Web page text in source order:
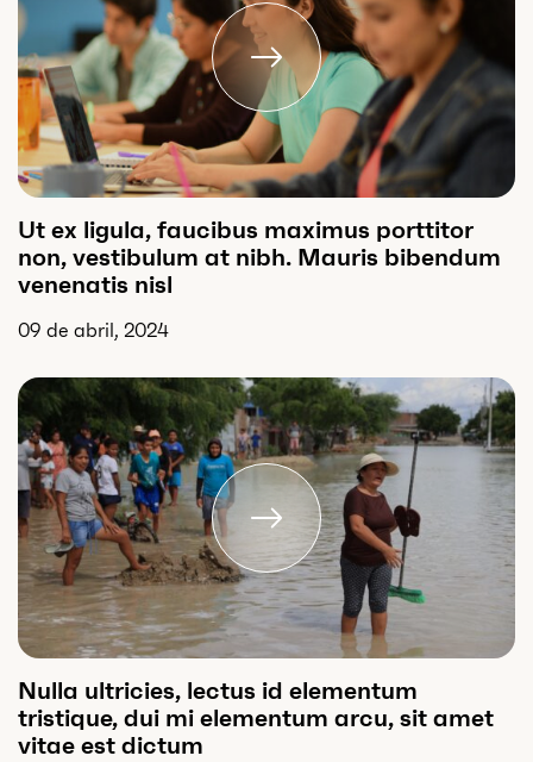
Ut ex ligula, faucibus maximus porttitor
non, vestibulum at nibh. Mauris bibendum
venenatis nisl
09 de abril, 2024
Nulla ultricies, lectus id elementum
tristique, dui mi elementum arcu, sit amet
vitae est dictum